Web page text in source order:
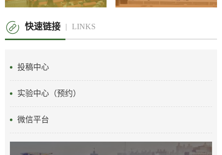
快速链接 LINKS
投稿中心
实验中心（预约）
微信平台